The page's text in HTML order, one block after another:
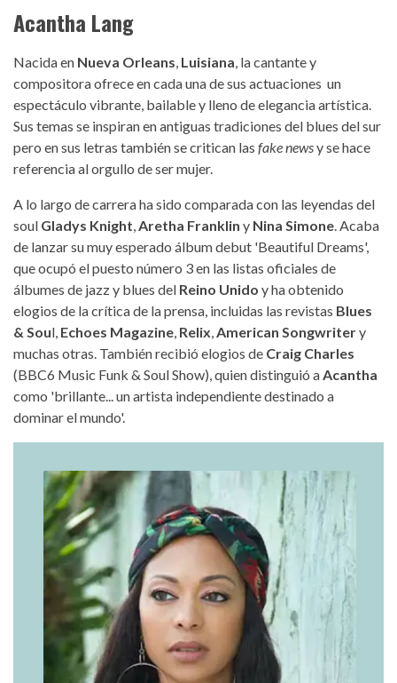
Acantha Lang
Nacida en Nueva Orleans Luisiana , la cantante y
compositora ofrece en cada una de sus actuaciones un
espectáculo vibrante, bailable y lleno de elegancia artística.
Sus temas se inspiran en antiguas tradiciones del blues del sur
pero en sus letras también se critican las fake newsy se hace
referencia al orgullo de ser mujer.
A lo largo de carrera ha sido comparada con las leyendas del
soul Gladys Knight Aretha Franklin y Nina Simone . Acaba
de lanzar su muy esperado álbum debut 'Beautiful Dreams',
que ocupó el puesto número 3 en las listas oficiales de
álbumes de jazz y blues del Reino Unido y ha obtenido
elogios de la crítica de la prensa, incluidas las revistas Blues
& Soul, Echoes Magazine Relix American Songwritery
muchas otras. También recibió elogios de Craig Charles
(BBC6 Music Funk & Soul Show), quien distinguió a Acantha
como 'brillante... un artista independiente destinado a
dominar el mundo'.
acantha-lang.jpg